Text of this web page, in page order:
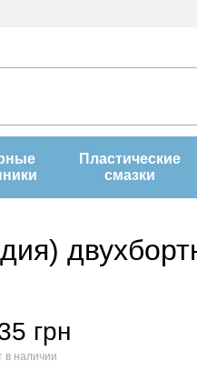
Пластические
смазки
грн
в наличии